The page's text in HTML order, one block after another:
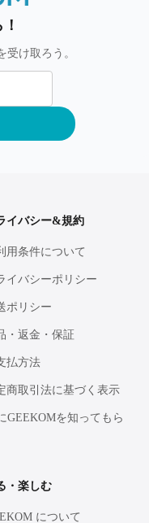
け取ろう。
イバシー&規約
用条件について
イバシーポリシー
ポリシー
・返金・保証
払方法
商取引法に基づく表示
GEEKOMを知ってもら
・楽しむ
について